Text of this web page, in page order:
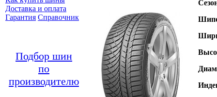
Доставка и оплата
Гарантия Справочник
Подбор шин
по
производителю